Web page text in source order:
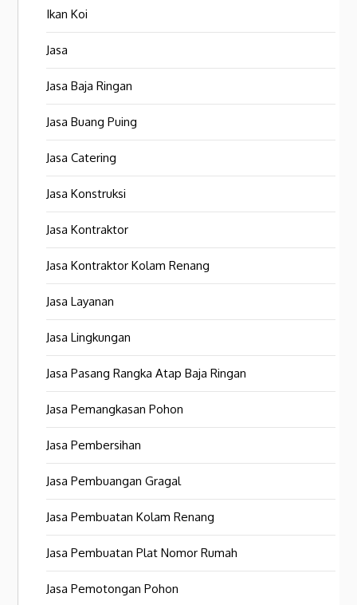
Ikan Koi
Jasa
Jasa Baja Ringan
Jasa Buang Puing
Jasa Catering
Jasa Konstruksi
Jasa Kontraktor
Jasa Kontraktor Kolam Renang
Jasa Layanan
Jasa Lingkungan
Jasa Pasang Rangka Atap Baja Ringan
Jasa Pemangkasan Pohon
Jasa Pembersihan
Jasa Pembuangan Gragal
Jasa Pembuatan Kolam Renang
Jasa Pembuatan Plat Nomor Rumah
Jasa Pemotongan Pohon